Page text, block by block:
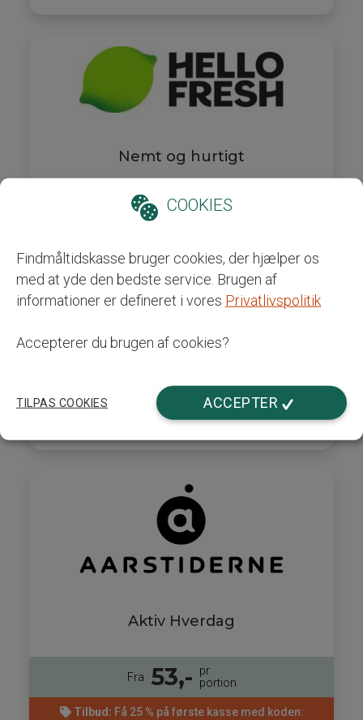
Nemt og hurtigt
Fra 35,-
pr.
2-4 personer
15 - 45 min.
2-5 dage
Læs mere
Aktiv Hverdag
Fra 53,-
pr.
portion
Tilbud: Få 25 % på første kasse med koden:
COOKIES
Findmåltidskasse bruger cookies, der hjælper os
med at yde den bedste service. Brugen af
informationer er defineret i vores Privatlivspolitik
Accepterer du brugen af cookies?
TILPAS COOKIES ACCEPTER